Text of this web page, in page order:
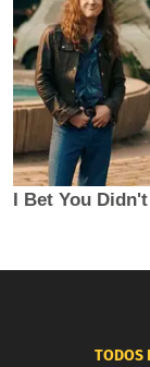
TODOS